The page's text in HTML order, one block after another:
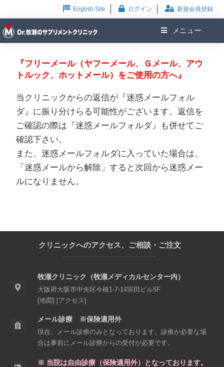
English Site ログイン 新規会員登録
メニュー
『フリーメール（ヤフーメール、Ｇメール、アウ
トルック、ホットメール）をご使用の方へ』
当クリニックからの返信が『迷惑メールフォル
ダ』に振り分けらる可能性がございます。返信を
ご確認の際は『迷惑メールフォルダ』も併せてご
確認下さい。
また、迷惑メールフォルダに入っていた場合は、
「迷惑メールから解除」すると次回から迷惑メー
ルになりません。
クリニックへのアクセス、ご相談・ご注文
牧瀬クリニック（牧瀬メディカルセンター内）
大阪府大阪市中央区今橋1-7-14宗田ビル5F
[地図] [アクセス]
メール診療 ※保険適用外
現在、メール診療のみとなっております。診療が必要な場
合は事前にメール診療からの受付が必要です。
※ 当院は自由診療（保険適用外）となっております。